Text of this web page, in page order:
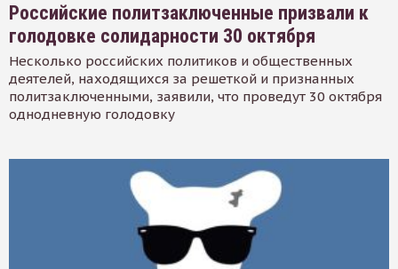
Российские политзаключенные призвали к
голодовке солидарности 30 октября
Несколько российских политиков и общественных
деятелей, находящихся за решеткой и признанных
политзаключенными, заявили, что проведут 30 октября
однодневную голодовку